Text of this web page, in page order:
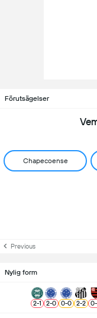
Förutsägelser
Chapecoense
Previous
Nylig form
2-1 2-0 0-0 2-2 0-